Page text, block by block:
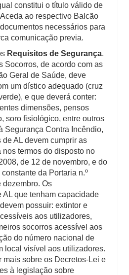
constitui o título válido de
ao respectivo Balcão
necessários para
comunicação previa.
Requisitos de Segurança.
Socorros, de acordo com as
Geral de Saúde, deve
um dístico adequado (cruz
e que deverá conter:
dimensões, pensos
soro fisiológico, entre outros
Segurança Contra Incêndio,
AL devem cumprir as
nos termos do disposto no
de 12 de novembro, e do
da Portaria n.º
dezembro. Os
AL que tenham capacidade
possuir: extintor e
aos utilizadores,
socorros acessível aos
do número nacional de
local visível aos utilizadores.
mais sobre os Decretos-Lei e
à legislação sobre